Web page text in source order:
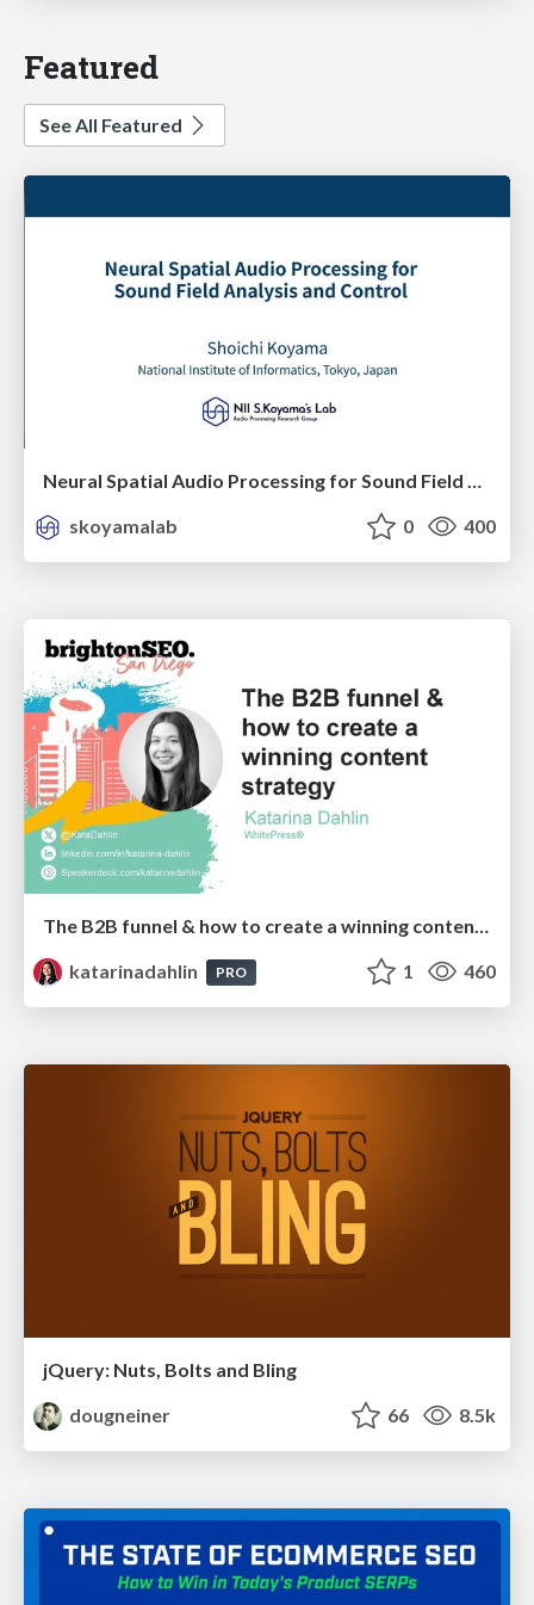
Featured
See All Featured
Neural Spatial Audio Processing for Sound Field Analysis and Control
skoyamalab
0 400
The B2B funnel & how to create a winning content strategy
katarinadahlin
PRO 1 460
jQuery: Nuts, Bolts and Bling
dougneiner
66 8.5k